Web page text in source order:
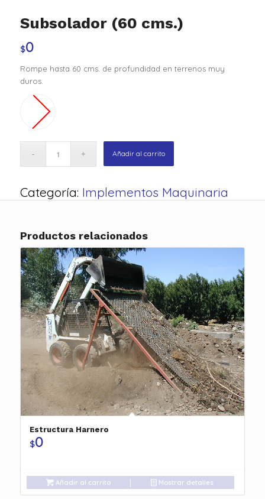
Subsolador (60 cms.)
$0
Rompe hasta 60 cms. de profundidad en terrenos muy
duros.
Añadir al carrito
Categoría: Implementos Maquinaria
Productos relacionados
Estructura Harnero
$0
Añadir al carrito Mostrar detalles